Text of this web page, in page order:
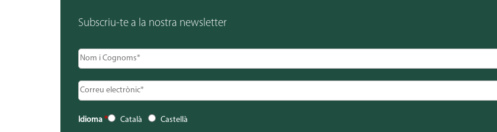
Subscriu-te a la nostra newsletter
Idioma * Català Castellà